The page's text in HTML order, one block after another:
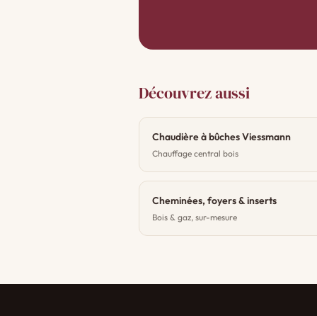
Découvrez aussi
Chaudière à bûches Viessmann
Chauffage central bois
Cheminées, foyers & inserts
Bois & gaz, sur-mesure